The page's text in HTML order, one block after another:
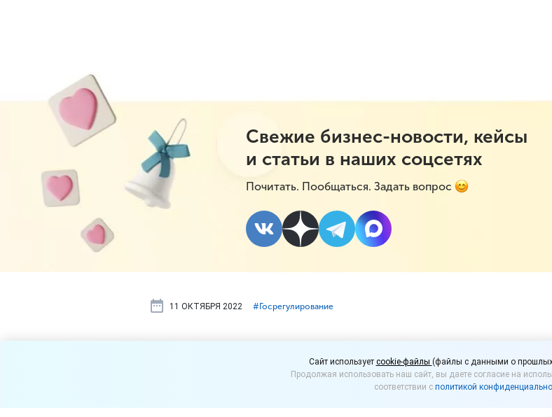
Свежие бизнес-новости, кейсы
и статьи в наших соцсетях
Почитать. Пообщаться. Задать вопрос
11 ОКТЯБРЯ 2022 #⁣Госрегулирование
Белорусские продукты могут
российских прилавков
Cайт использует cookie-файлы (файлы с данными о прошлых
Продолжая использовать наш сайт, вы даете согласие на
соответствии с политикой